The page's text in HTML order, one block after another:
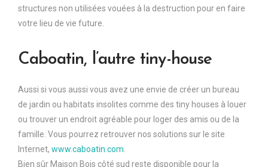
structures non utilisées vouées à la destruction pour en faire
votre lieu de vie future.
Caboatin, l’autre tiny-house
Aussi si vous aussi vous avez une envie de créer un bureau
de jardin ou habitats insolites comme des tiny houses à louer
ou trouver un endroit agréable pour loger des amis ou de la
famille. Vous pourrez retrouver nos solutions sur le site
Internet, www.caboatin.com
Bien sûr Maison Bois côté sud reste disponible pour la